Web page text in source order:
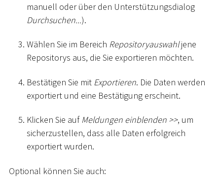
manuell oder über den Unterstützungsdialog
Durchsuchen...).
Wählen Sie im Bereich Repositoryauswahljene
Repositorys aus, die Sie exportieren möchten.
Bestätigen Sie mit Exportieren. Die Daten werden
exportiert und eine Bestätigung erscheint.
Klicken Sie aufMeldungen einblenden >>, um
sicherzustellen, dass alle Daten erfolgreich
exportiert wurden.
Optional können Sie auch: